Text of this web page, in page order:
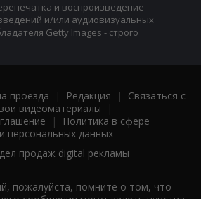
и воспроизведение
и/или аудиовизуальных
Getty Images - строго
проезда | Редакция | Связаться с
видеоматериалы |
|
Политика в сфере
персональных данных
продаж digital рекламы
пожалуйста, помните о том, что